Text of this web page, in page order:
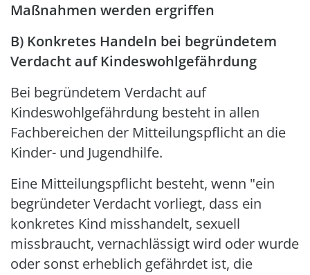
Maßnahmen werden ergriffen
B) Konkretes Handeln bei begründetem
Verdacht auf Kindeswohlgefährdung
Bei begründetem Verdacht auf
Kindeswohlgefährdung besteht in allen
Fachbereichen der Mitteilungspflicht an die
Kinder- und Jugendhilfe.
Eine Mitteilungspflicht besteht, wenn "ein
begründeter Verdacht vorliegt, dass ein
konkretes Kind misshandelt, sexuell
missbraucht, vernachlässigt wird oder wurde
oder sonst erheblich gefährdet ist, die